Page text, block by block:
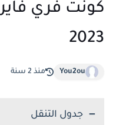
كونت فري
2023
You2ou منذ 2 سنة
جدول التنقل